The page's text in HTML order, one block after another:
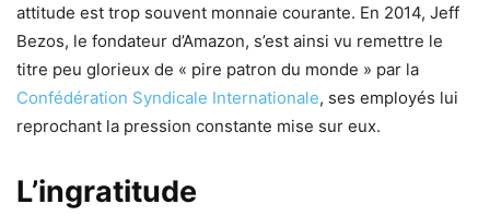
attitude est trop souvent monnaie courante. En 2014, Jeff
Bezos, le fondateur d’Amazon, s’est ainsi vu remettre le
titre peu glorieux de « pire patron du monde » par la
Confédération Syndicale Internationale, ses employés lui
reprochant la pression constante mise sur eux.
L’ingratitude